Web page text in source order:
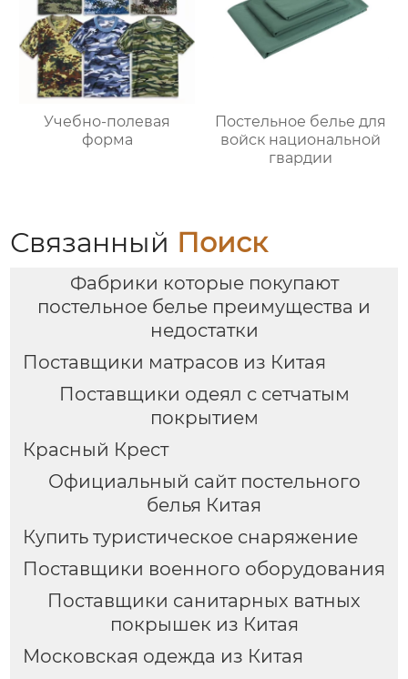
Учебно-полевая
форма
Постельное белье для
войск национальной
гвардии
Связанный Поиск
Фабрики которые покупают
постельное белье преимущества и
недостатки
Поставщики матрасов из Китая
Поставщики одеял с сетчатым
покрытием
Красный Крест
Официальный сайт постельного
белья Китая
Купить туристическое снаряжение
Поставщики военного оборудования
Поставщики санитарных ватных
покрышек из Китая
Московская одежда из Китая